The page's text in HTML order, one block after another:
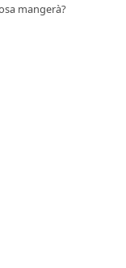
mangerà?